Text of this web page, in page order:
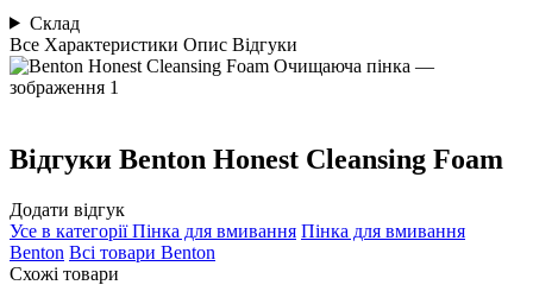
Склад
Все Характеристики Опис Відгуки
Відгуки Benton Honest Cleansing Foam
Додати відгук
Усе в категоріїПінка для вмивання Пінка для вмивання
Benton Всі товари Benton
Схожі товари